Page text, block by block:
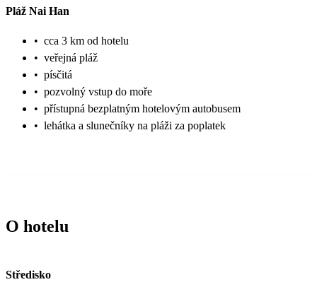
Pláž Nai Han
• cca 3 km od hotelu
• veřejná pláž
• písčitá
• pozvolný vstup do moře
• přístupná bezplatným hotelovým autobusem
• lehátka a slunečníky na pláži za poplatek
O hotelu
Středisko